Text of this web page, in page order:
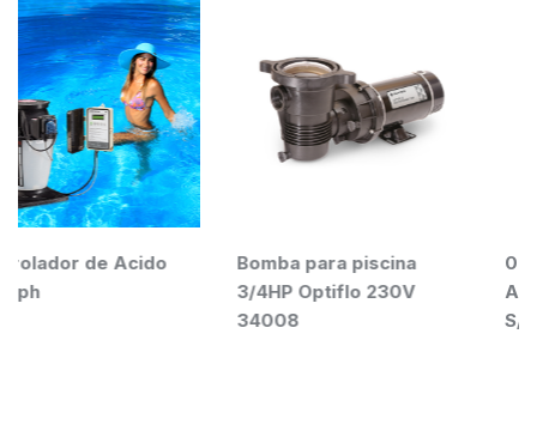
Bomba para piscina
3/4HP Optiflo 230V
000209 FILTRO DE
ARENA 36″ TR140-